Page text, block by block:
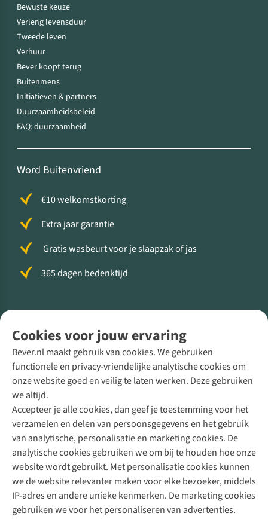
Cookies voor jouw ervaring
Bever.nl maakt gebruik van cookies. We gebruiken
functionele en privacy-vriendelijke analytische cookies om
onze website goed en veilig te laten werken. Deze gebruiken
we altijd.
Accepteer je alle cookies, dan geef je toestemming voor het
verzamelen en delen van persoonsgegevens en het gebruik
van analytische, personalisatie en marketing cookies. De
analytische cookies gebruiken we om bij te houden hoe onze
website wordt gebruikt. Met personalisatie cookies kunnen
we de website relevanter maken voor elke bezoeker, middels
IP-adres en andere unieke kenmerken. De marketing cookies
gebruiken we voor het personaliseren van advertenties.
Bewuste keuze
Verleng levensduur
Tweede leven
Verhuur
Bever koopt terug
Buitenmens
Initiatieven & partners
Duurzaamheidsbeleid
FAQ: duurzaamheid
Word Buitenvriend
€10 welkomstkorting
Extra jaar garantie
Gratis wasbeurt voor je slaapzak of jas
365 dagen bedenktijd
Direct advies van een Buitenexpert
+31 (0)85 888 50 88
+31 6 12 28 49 80
Contactformulier